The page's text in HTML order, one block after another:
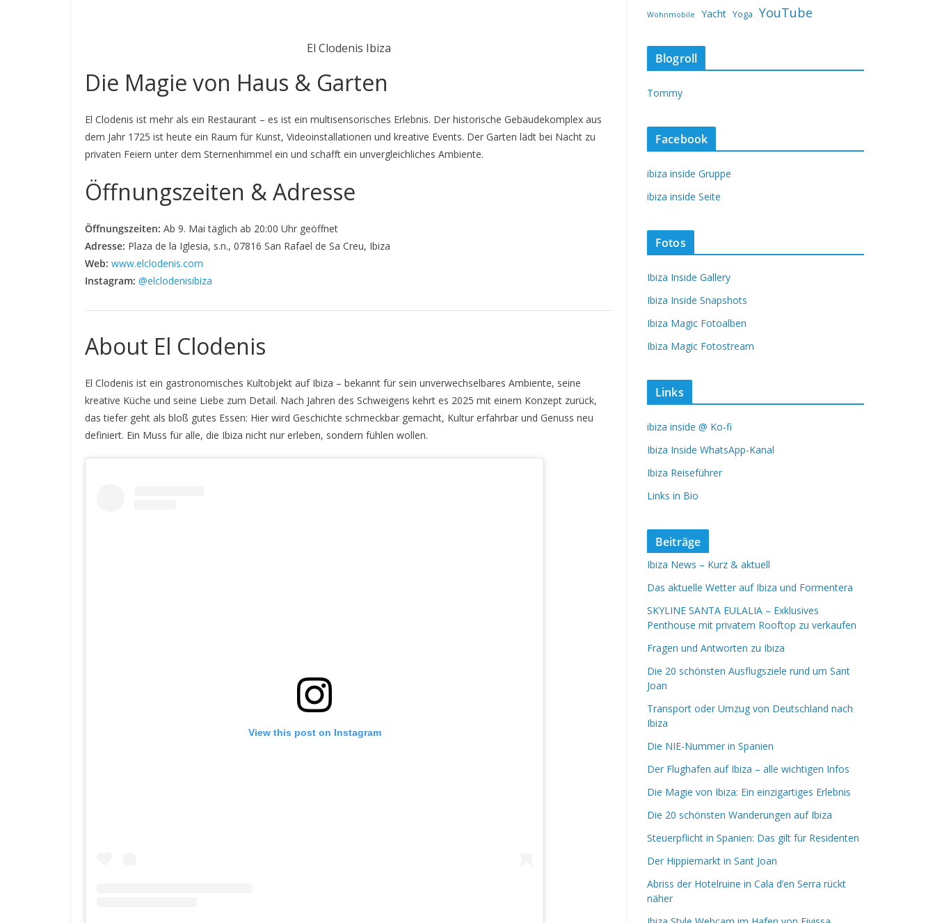
El Clodenis Ibiza
Die Magie von Haus & Garten
El Clodenis ist mehr als ein Restaurant – es ist ein multisensorisches Erlebnis. Der historische Gebäudekomplex aus
dem Jahr 1725 ist heute ein Raum für Kunst, Videoinstallationen und kreative Events. Der Garten lädt bei Nacht zu
privaten Feiern unter dem Sternenhimmel ein und schafft ein unvergleichliches Ambiente.
Öffnungszeiten & Adresse
Öffnungszeiten: Ab 9. Mai täglich ab 20:00 Uhr geöffnet
Adresse: Plaza de la Iglesia, s.n., 07816 San Rafael de Sa Creu, Ibiza
Web: www.elclodenis.com
Instagram: @elclodenisibiza
About El Clodenis
El Clodenis ist ein gastronomisches Kultobjekt auf Ibiza – bekannt für sein unverwechselbares Ambiente, seine
kreative Küche und seine Liebe zum Detail. Nach Jahren des Schweigens kehrt es 2025 mit einem Konzept zurück,
das tiefer geht als bloß gutes Essen: Hier wird Geschichte schmeckbar gemacht, Kultur erfahrbar und Genuss neu
definiert. Ein Muss für alle, die Ibiza nicht nur erleben, sondern fühlen wollen.
View this post on Instagram
Wohnmobile Yacht Yoga YouTube
Blogroll
Tommy
Facebook
ibiza inside Gruppe
ibiza inside Seite
Fotos
Ibiza Inside Gallery
Ibiza Inside Snapshots
Ibiza Magic Fotoalben
Ibiza Magic Fotostream
Links
ibiza inside @ Ko-fi
Ibiza Inside WhatsApp-Kanal
Ibiza Reiseführer
Links in Bio
Beiträge
Ibiza News – Kurz & aktuell
Das aktuelle Wetter auf Ibiza und Formentera
SKYLINE SANTA EULALIA – Exklusives
Penthouse mit privatem Rooftop zu verkaufen
Fragen und Antworten zu Ibiza
Die 20 schönsten Ausflugsziele rund um Sant
Joan
Transport oder Umzug von Deutschland nach
Ibiza
Die NIE-Nummer in Spanien
Der Flughafen auf Ibiza – alle wichtigen Infos
Die Magie von Ibiza: Ein einzigartiges Erlebnis
Die 20 schönsten Wanderungen auf Ibiza
Steuerpflicht in Spanien: Das gilt für Residenten
Der Hippiemarkt in Sant Joan
Abriss der Hotelruine in Cala d’en Serra rückt
näher